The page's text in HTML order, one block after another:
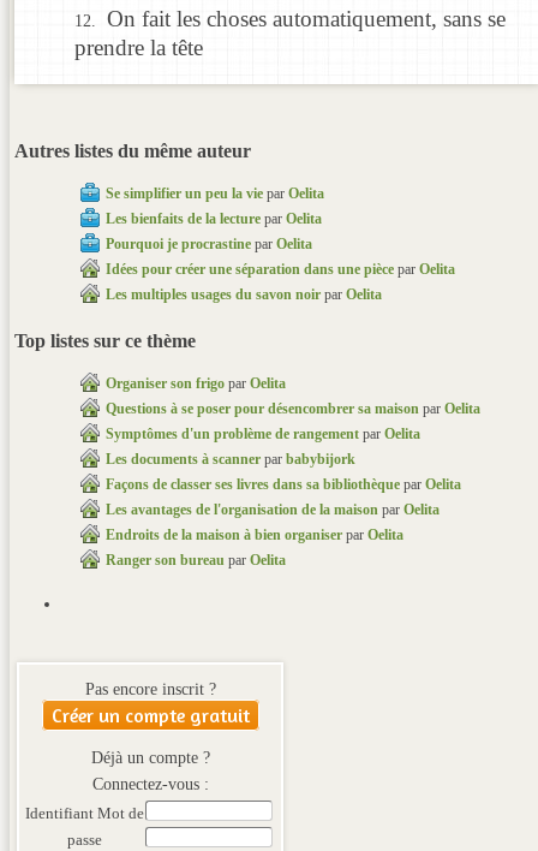
On fait les choses automatiquement, sans se
prendre la tête
Autres listes du même auteur
Se simplifier un peu la vie par Oelita
Les bienfaits de la lecture par Oelita
Pourquoi je procrastine par Oelita
Idées pour créer une séparation dans une pièce par Oelita
Les multiples usages du savon noir par Oelita
Top listes sur ce thème
Organiser son frigo par Oelita
Questions à se poser pour désencombrer sa maison par Oelita
Symptômes d'un problème de rangement par Oelita
Les documents à scanner par babybijork
Façons de classer ses livres dans sa bibliothèque par Oelita
Les avantages de l'organisation de la maison par Oelita
Endroits de la maison à bien organiser par Oelita
Ranger son bureau par Oelita
Pas encore inscrit ?
Créer un compte gratuit
Déjà un compte ?
Connectez-vous :
Identifiant Mot de
passe